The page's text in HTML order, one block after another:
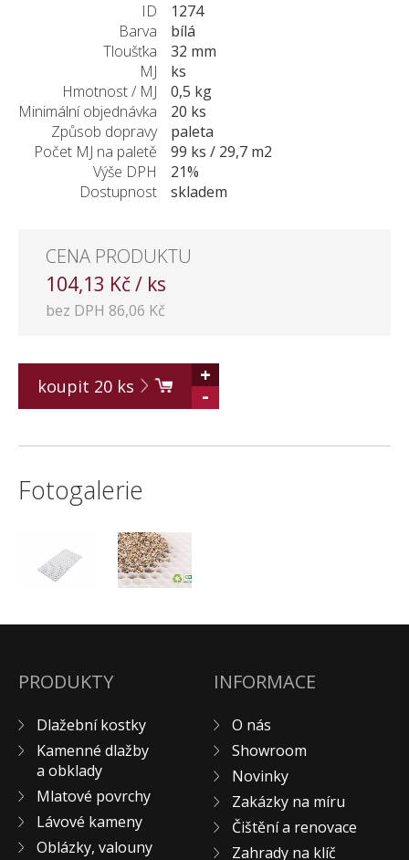
ID
1274
Barva
bílá
Tloušťka
32 mm
MJ
ks
Hmotnost / MJ
0,5 kg
Minimální objednávka
20 ks
Způsob dopravy
paleta
Počet MJ na paletě
99 ks / 29,7 m2
Výše DPH
21%
Dostupnost
skladem
CENA PRODUKTU
104,13 Kč / ks
bez DPH 86,06 Kč
koupit 20 ks
+
-
Fotogalerie
PRODUKTY
Dlažební kostky
Kamenné dlažby
a obklady
Mlatové povrchy
Lávové kameny
Oblázky, valouny
INFORMACE
O nás
Showroom
Novinky
Zakázky na míru
Čištění a renovace
Zahrady na klíč